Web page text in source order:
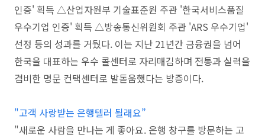
인증' 획득 △산업자원부 기술표준원 주관 '한국서비스품질
우수기업 인증' 획득 △방송통신위원회 주관 'ARS 우수기업'
선정 등의 성과를 거뒀다. 이는 지난 21년간 금융권을 넘어
한국을 대표하는 우수 콜센터로 자리매김하며 전통과 실력을
겸비한 명문 컨택센터로 발돋움했다는 방증이다.
"고객 사랑받는 은행텔러 될래요”
"새로운 사람을 만나는 게 좋아요. 은행 창구를 방문하는 고